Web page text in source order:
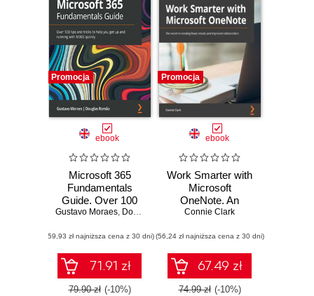
Promocja
ebook
Microsoft 365
Fundamentals
Guide. Over 100
tips and tricks to
and running with
M365 quickly
Gustavo Moraes, Douglas Romao
(59,93 zł najniższa cena z 30 dni)
71.91 zł
79.90 zł (-10%)
Promocja
ebook
Work Smarter with
Microsoft
OneNote. An
expert guide to
notebooks to
become more
organized, efficient,
and productive
Connie Clark
(56,24 zł najniższa cena z 30 dni)
67.49 zł
74.99 zł (-10%)